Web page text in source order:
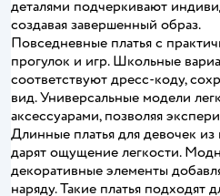
деталями подчеркивают
создавая завершенный образ.
Повседневные платья с
прогулок и игр. Школьные
соответствуют дресс-коду,
вид. Универсальные модели
аксессуарами, позволяя
Длинные платья для девочек из
дарят ощущение легкости.
декоративные элементы
наряду. Такие платья подходят